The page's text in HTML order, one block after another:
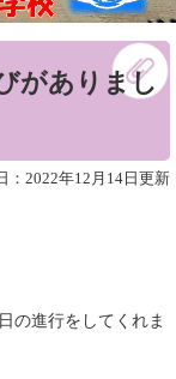
がありまし
：2022年12月14日更新
の進行をしてくれま